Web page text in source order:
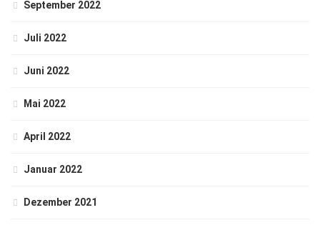
September 2022
Juli 2022
Juni 2022
Mai 2022
April 2022
Januar 2022
Dezember 2021